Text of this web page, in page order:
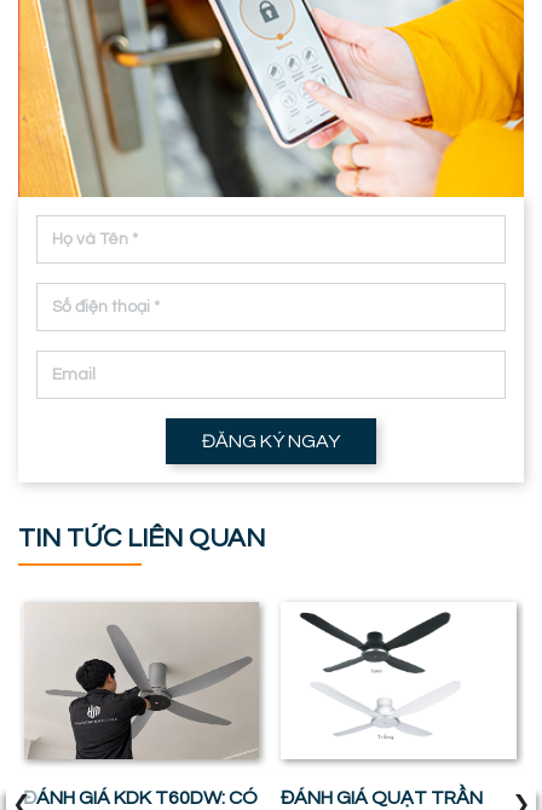
ĐĂNG KÝ NGAY
TIN TỨC LIÊN QUAN
ĐÁNH GIÁ KDK T60DW: CÓ
ĐÁNH GIÁ QUẠT TRẦN